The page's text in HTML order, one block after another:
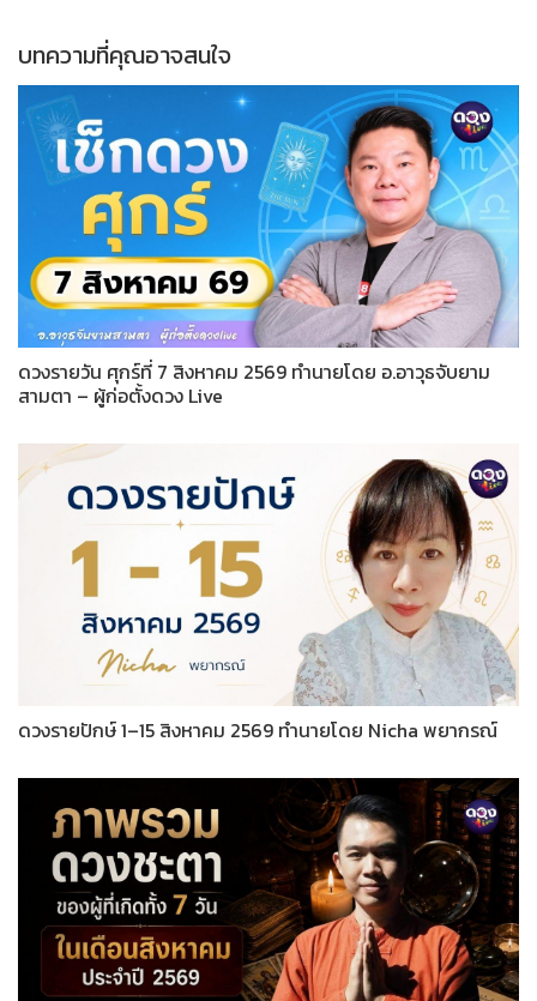
บทความที่คุณอาจสนใจ
ดวงรายวัน ศุกร์ที่ 7 สิงหาคม 2569 ทำนายโดย อ.อาวุธจับยาม
สามตา – ผู้ก่อตั้งดวง Live
ดวงรายปักษ์ 1–15 สิงหาคม 2569 ทำนายโดย Nicha พยากรณ์